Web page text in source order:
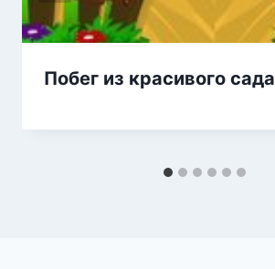
Побег из красивого сада